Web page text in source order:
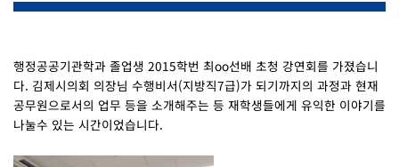
행정공공기관학과 졸업생 2015학번 최oo선배 초청 강연회를 가졌습니
다. 김제시의회 의장님 수행비서(지방직7급)가 되기까지의 과정과 현재
공무원으로서의 업무 등을 소개해주는 등 재학생들에게 유익한 이야기를
나눌수 있는 시간이었습니다.